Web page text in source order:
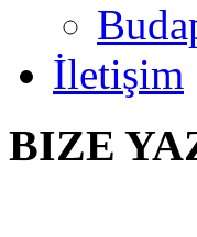
İletişim
BIZE